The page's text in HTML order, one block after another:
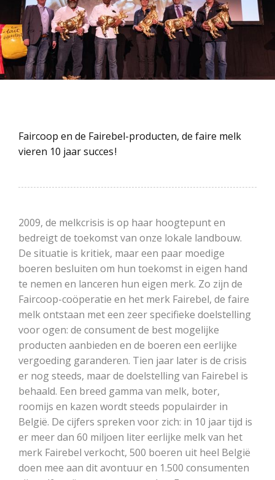
Faircoop en de Fairebel-producten, de faire melk
vieren 10 jaar succes !
2009, de melkcrisis is op haar hoogtepunt en
bedreigt de toekomst van onze lokale landbouw.
De situatie is kritiek, maar een paar moedige
boeren besluiten om hun toekomst in eigen hand
te nemen en lanceren hun eigen merk. Zo zijn de
Faircoop-coöperatie en het merk Fairebel, de faire
melk ontstaan met een zeer specifieke doelstelling
voor ogen: de consument de best mogelijke
producten aanbieden en de boeren een eerlijke
vergoeding garanderen. Tien jaar later is de crisis
er nog steeds, maar de doelstelling van Fairebel is
behaald. Een breed gamma van melk, boter,
roomijs en kazen wordt steeds populairder in
België. De cijfers spreken voor zich: in 10 jaar tijd is
er meer dan 60 miljoen liter eerlijke melk van het
merk Fairebel verkocht, 500 boeren uit heel België
doen mee aan dit avontuur en 1.500 consumenten